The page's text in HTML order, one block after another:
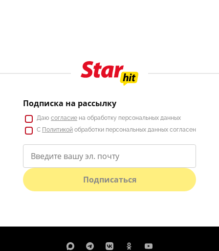
Подписка на рассылку
Даю согласие на обработку персональных данных
С Политикой обработки персональных данных согласен
Подписаться